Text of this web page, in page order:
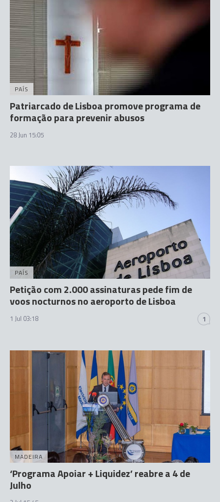
PAÍS
Patriarcado de Lisboa promove programa de
formação para prevenir abusos
28 Jun 15:05
PAÍS
Petição com 2.000 assinaturas pede fim de
voos nocturnos no aeroporto de Lisboa
1 Jul 03:18 1
MADEIRA
‘Programa Apoiar + Liquidez’ reabre a 4 de
Julho